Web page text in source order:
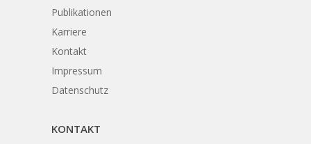
Publikationen
Karriere
Kontakt
Impressum
Datenschutz
KONTAKT